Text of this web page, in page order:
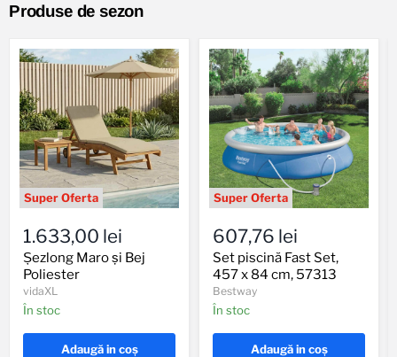
Produse de sezon
Maro
și
Bej
Poliester
1.633,00 lei
Șezlong Maro și Bej
Poliester
vidaXL
În stoc
Adaugă in coş
piscină
Fast
Set,
457
x
84
cm,
607,76 lei
Set piscină Fast Set,
457 x 84 cm, 57313
Bestway
În stoc
Adaugă in coş